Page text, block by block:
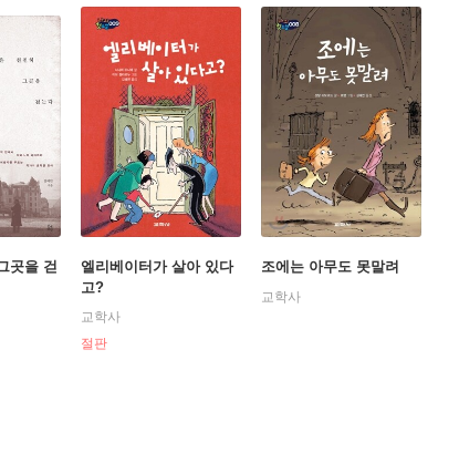
곳을 걷
엘리베이터가 살아 있다
고?
교학사
절판
조에는 아무도 못말려
교학사